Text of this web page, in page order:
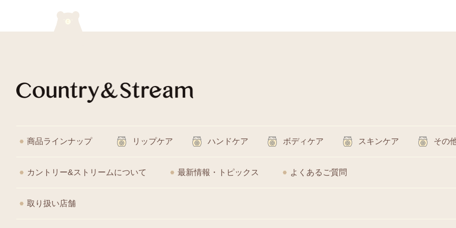
商品ラインナップ リップケア ハンドケア ボディケア スキンケア その
カントリー&ストリームについて 最新情報・トピックス よくあるご質問
取り扱い店舗